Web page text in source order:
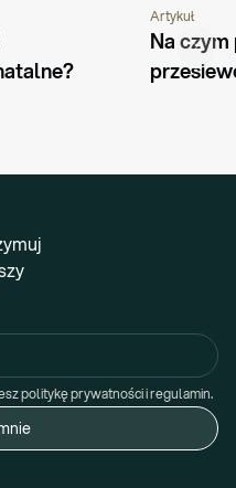
Artykuł
Na
politykę prywatności i regulamin.